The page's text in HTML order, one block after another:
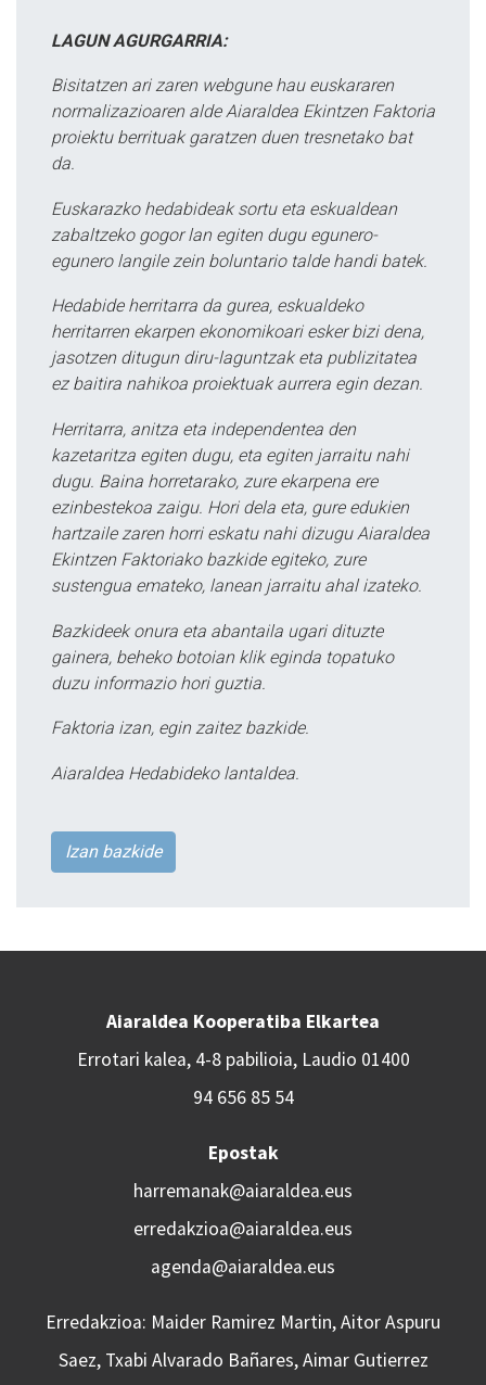
LAGUN AGURGARRIA:
Bisitatzen ari zaren webgune hau euskararen
normalizazioaren alde Aiaraldea Ekintzen Faktoria
proiektu berrituak garatzen duen tresnetako bat
da.
Euskarazko hedabideak sortu eta eskualdean
zabaltzeko gogor lan egiten dugu egunero-
egunero langile zein boluntario talde handi batek.
Hedabide herritarra da gurea, eskualdeko
herritarren ekarpen ekonomikoari esker bizi dena,
jasotzen ditugun diru-laguntzak eta publizitatea
ez baitira nahikoa proiektuak aurrera egin dezan.
Herritarra, anitza eta independentea den
kazetaritza egiten dugu, eta egiten jarraitu nahi
dugu. Baina horretarako, zure ekarpena ere
ezinbestekoa zaigu. Hori dela eta, gure edukien
hartzaile zaren horri eskatu nahi dizugu Aiaraldea
Ekintzen Faktoriako bazkide egiteko, zure
sustengua emateko, lanean jarraitu ahal izateko.
Bazkideek onura eta abantaila ugari dituzte
gainera, beheko botoian klik eginda topatuko
duzu informazio hori guztia.
Faktoria izan, egin zaitez bazkide.
Aiaraldea Hedabideko lantaldea.
Izan bazkide
Aiaraldea Kooperatiba Elkartea
Errotari kalea, 4-8 pabilioia, Laudio 01400
94 656 85 54
Epostak
harremanak@aiaraldea.eus
erredakzioa@aiaraldea.eus
agenda@aiaraldea.eus
Erredakzioa: Maider Ramirez Martin, Aitor Aspuru
Saez, Txabi Alvarado Bañares, Aimar Gutierrez